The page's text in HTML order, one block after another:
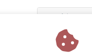
ABONNEER